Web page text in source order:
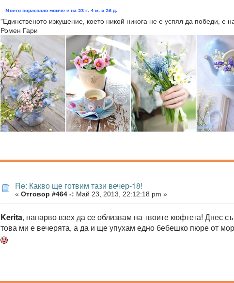
"Единственото изкушение, което никой никога не е успял да победи, е
Ромен Гари
Re: Какво ще готвим тази вечер-18!
« Отговор #464 -: Май 23, 2013, 22:12:18 pm »
Kerita, напарво взех да се облизвам на твоите кюфтета! Днес
това ми е вечерята, а да и ще упухам едно бебешко пюре от